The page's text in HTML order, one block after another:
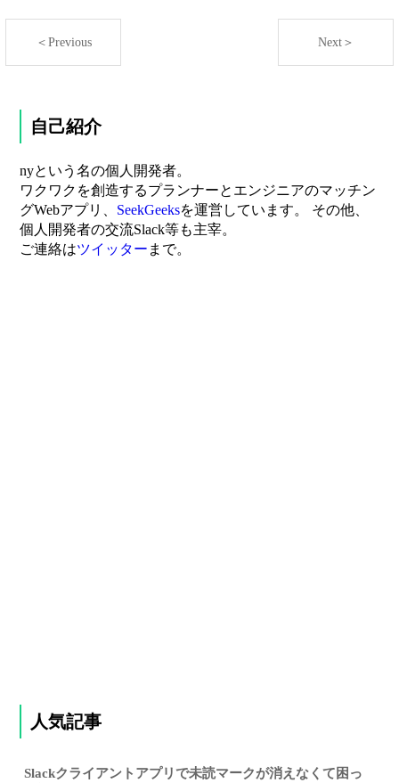
＜Previous Next＞
自己紹介
nyという名の個人開発者。
ワクワクを創造するプランナーとエンジニアのマッチン
グWebアプリ、 SeekGeeksを運営しています。 その他、
個人開発者の交流Slack等も主宰。
ご連絡はツイッター まで。
人気記事
Slackクライアントアプリで未読マークが消えなくて困っ